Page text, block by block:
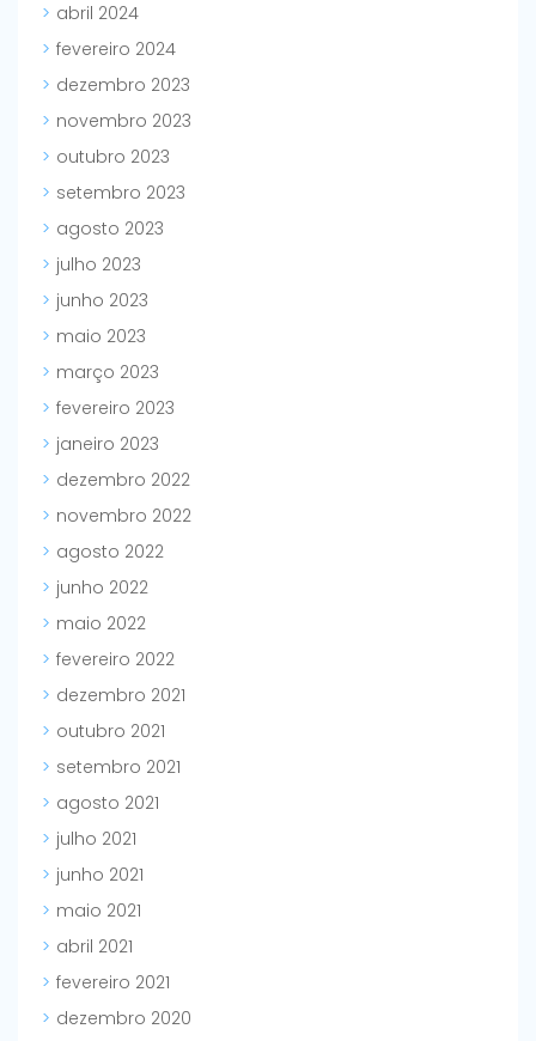
abril 2024
fevereiro 2024
dezembro 2023
novembro 2023
outubro 2023
setembro 2023
agosto 2023
julho 2023
junho 2023
maio 2023
março 2023
fevereiro 2023
janeiro 2023
dezembro 2022
novembro 2022
agosto 2022
junho 2022
maio 2022
fevereiro 2022
dezembro 2021
outubro 2021
setembro 2021
agosto 2021
julho 2021
junho 2021
maio 2021
abril 2021
fevereiro 2021
dezembro 2020